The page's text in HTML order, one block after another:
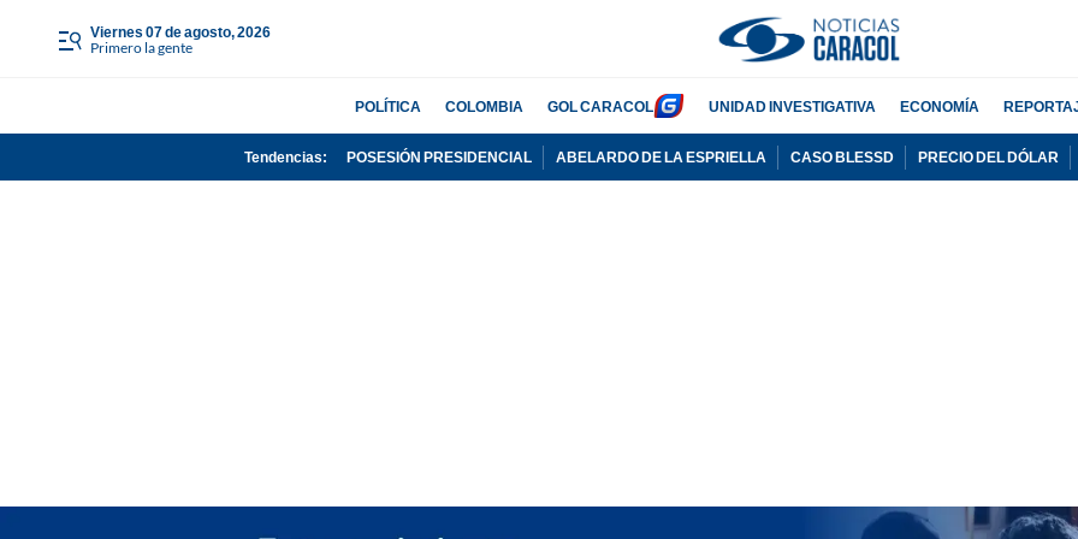
viernes 07 de agosto, 2026
Primero la gente
POLÍTICA COLOMBIA GOL CARACOL UNIDAD INVESTIGATIVA ECONOMÍA
Tendencias: POSESIÓN PRESIDENCIAL ABELARDO DE LA ESPRIELLA CASO BLESSD PRECIO DEL DÓLAR